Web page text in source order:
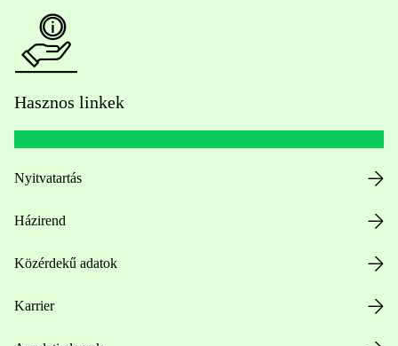
Hasznos linkek
Nyitvatartás
Házirend
Közérdekű adatok
Karrier